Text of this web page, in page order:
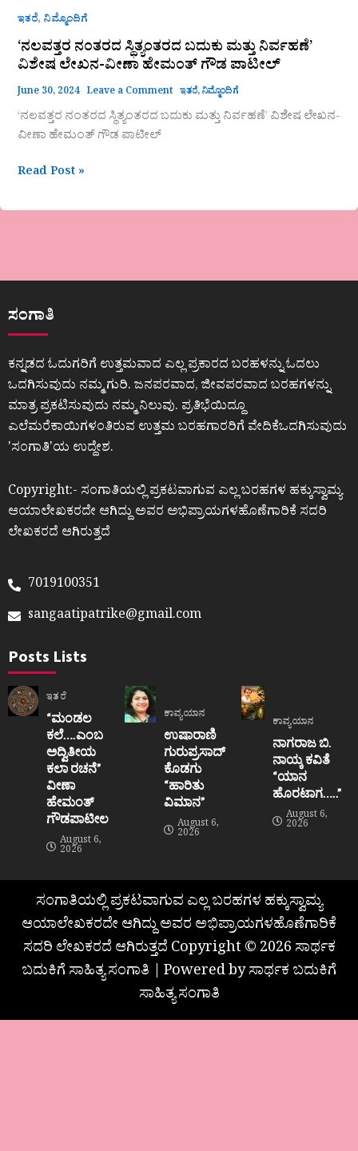
ಇತರೆ, ನಿಮ್ಮೊಂದಿಗೆ
‘ನಲವತ್ತರ ನಂತರದ ಸ್ಥಿತ್ಯಂತರದ ಬದುಕು ಮತ್ತು ನಿರ್ವಹಣೆ’
ವಿಶೇಷ ಲೇಖನ-ವೀಣಾ ಹೇಮಂತ್ ಗೌಡ ಪಾಟೀಲ್
June 30, 2024 Leave a Comment ಇತರೆ,ನಿಮ್ಮೊಂದಿಗೆ
‘ನಲವತ್ತರ ನಂತರದ ಸ್ಥಿತ್ಯಂತರದ ಬದುಕು ಮತ್ತು ನಿರ್ವಹಣೆ’ ವಿಶೇಷ ಲೇಖನ-
ವೀಣಾ ಹೇಮಂತ್ ಗೌಡ ಪಾಟೀಲ್
Read Post »
ಸಂಗಾತಿ
ಕನ್ನಡದ ಓದುಗರಿಗೆ ಉತ್ತಮವಾದ ಎಲ್ಲ ಪ್ರಕಾರದ ಬರಹಳನ್ನು ಓದಲು
ಒದಗಿಸುವುದು ನಮ್ಮ ಗುರಿ. ಜನಪರವಾದ, ಜೀವಪರವಾದ ಬರಹಗಳನ್ನು
ಮಾತ್ರ ಪ್ರಕಟಿಸುವುದು ನಮ್ಮ ನಿಲುವು. ಪ್ರತಿಭೆಯಿದ್ದೂ
ಎಲೆಮರೆಕಾಯಿಗಳಂತಿರುವ ಉತ್ತಮ ಬರಹಗಾರರಿಗೆ ವೇದಿಕೆಒದಗಿಸುವುದು
ʼಸಂಗಾತಿʼಯ ಉದ್ದೇಶ.
Copyright:- ಸಂಗಾತಿಯಲ್ಲಿ ಪ್ರಕಟವಾಗುವ ಎಲ್ಲ ಬರಹಗಳ ಹಕ್ಕುಸ್ವಾಮ್ಯ
ಆಯಾಲೇಖಕರದೇ ಆಗಿದ್ದು ಅವರ ಅಭಿಪ್ರಾಯಗಳಹೊಣೆಗಾರಿಕೆ ಸದರಿ
ಲೇಖಕರದೆ ಆಗಿರುತ್ತದೆ
7019100351
sangaatipatrike@gmail.com
Posts Lists
ಇತರೆ
“ಮಂಡಲ
ಕಲೆ….ಎಂಬ
ಅದ್ವಿತೀಯ
ಕಲಾ ರಚನೆ”‌
ವೀಣಾ
ಹೇಮಂತ್‌
ಗೌಡಪಾಟೀಲ
August 6,
2026
ಕಾವ್ಯಯಾನ
ಉಷಾರಾಣಿ
ಗುರುಪ್ರಸಾದ್
ಕೊಡಗು
“ಹಾರಿತು
ವಿಮಾನ”
August 6,
2026
ಕಾವ್ಯಯಾನ
ನಾಗರಾಜ ಬಿ.
ನಾಯ್ಕ ಕವಿತೆ
“ಯಾನ
ಹೊರಟಾಗ…..”
August 6,
2026
ಸಂಗಾತಿಯಲ್ಲಿ ಪ್ರಕಟವಾಗುವ ಎಲ್ಲ ಬರಹಗಳ ಹಕ್ಕುಸ್ವಾಮ್ಯ
ಆಯಾಲೇಖಕರದೇ ಆಗಿದ್ದು ಅವರ ಅಭಿಪ್ರಾಯಗಳಹೊಣೆಗಾರಿಕೆ
ಸದರಿ ಲೇಖಕರದೆ ಆಗಿರುತ್ತದೆ Copyright © 2026 ಸಾರ್ಥಕ
ಬದುಕಿಗೆ ಸಾಹಿತ್ಯ ಸಂಗಾತಿ | Powered by ಸಾರ್ಥಕ ಬದುಕಿಗೆ
ಸಾಹಿತ್ಯ ಸಂಗಾತಿ